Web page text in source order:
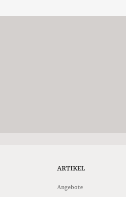
ARTIKEL
Angebote